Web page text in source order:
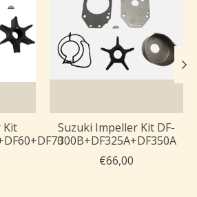
Kit
Suzuki Impeller Kit DF-
300B+DF325A+DF350A
€66,00